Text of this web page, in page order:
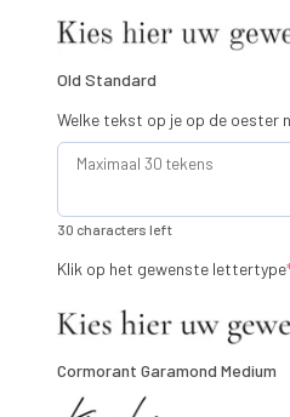
Old Standard
Welke tekst op je op de oester
30 characters left
Klik op het gewenste lettertype
Cormorant Garamond Medium